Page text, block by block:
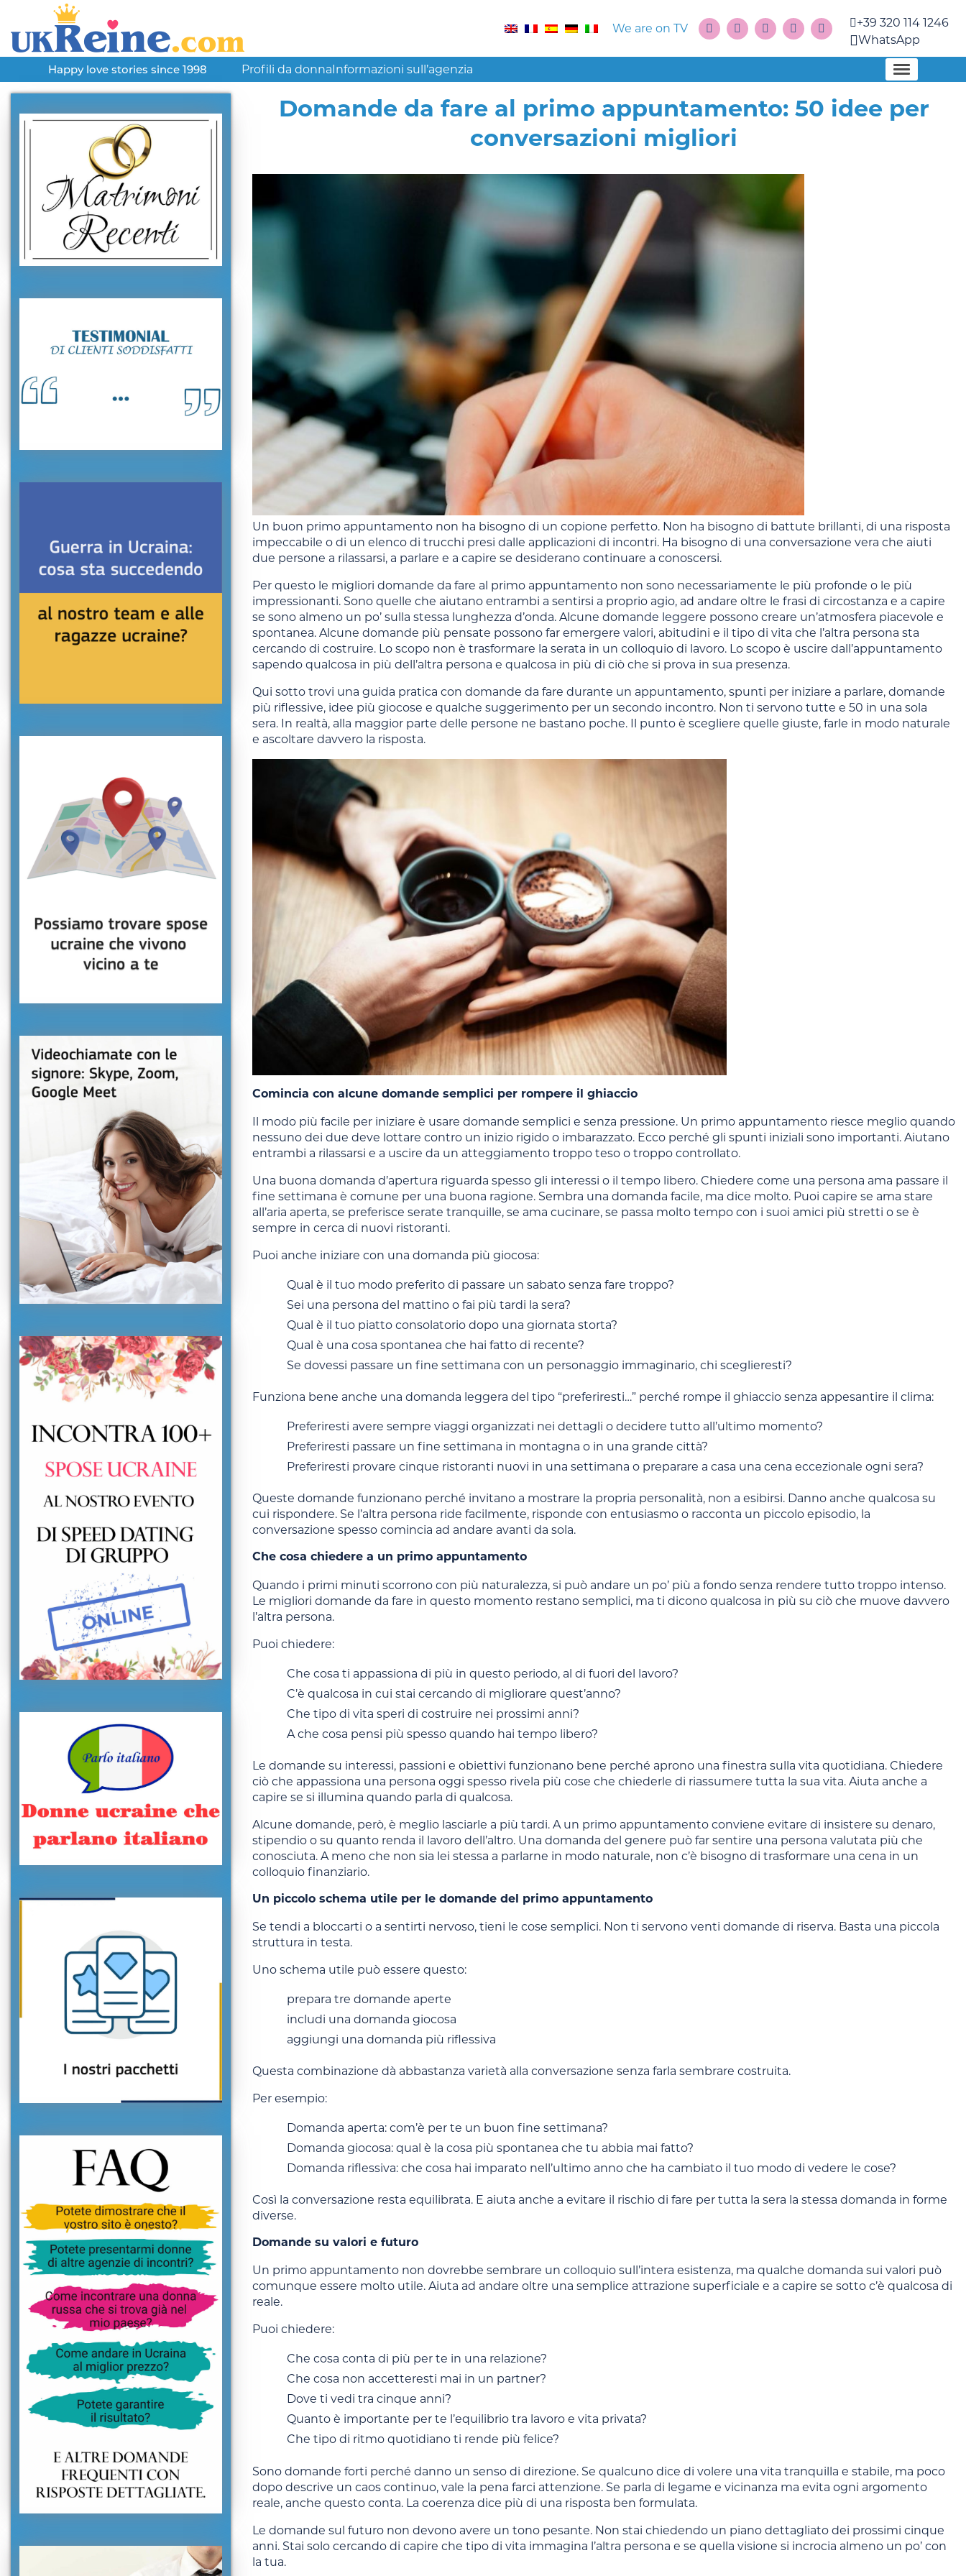
We are on TV
+39 320 114 1246
WhatsApp
Happy love stories since 1998 Profili da donnaInformazioni sull’agenzia
Domande da fare al primo appuntamento: 50 idee per
conversazioni migliori
Un buon primo appuntamento non ha bisogno di un copione perfetto. Non ha bisogno di battute brillanti, di una risposta
impeccabile o di un elenco di trucchi presi dalle applicazioni di incontri. Ha bisogno di una conversazione vera che aiuti
due persone a rilassarsi, a parlare e a capire se desiderano continuare a conoscersi.
Per questo le migliori domande da fare al primo appuntamento non sono necessariamente le più profonde o le più
impressionanti. Sono quelle che aiutano entrambi a sentirsi a proprio agio, ad andare oltre le frasi di circostanza e a capire
se sono almeno un po’ sulla stessa lunghezza d’onda. Alcune domande leggere possono creare un’atmosfera piacevole e
spontanea. Alcune domande più pensate possono far emergere valori, abitudini e il tipo di vita che l’altra persona sta
cercando di costruire. Lo scopo non è trasformare la serata in un colloquio di lavoro. Lo scopo è uscire dall’appuntamento
sapendo qualcosa in più dell’altra persona e qualcosa in più di ciò che si prova in sua presenza.
Qui sotto trovi una guida pratica con domande da fare durante un appuntamento, spunti per iniziare a parlare, domande
più riflessive, idee più giocose e qualche suggerimento per un secondo incontro. Non ti servono tutte e 50 in una sola
sera. In realtà, alla maggior parte delle persone ne bastano poche. Il punto è scegliere quelle giuste, farle in modo naturale
e ascoltare davvero la risposta.
Comincia con alcune domande semplici per rompere il ghiaccio
Il modo più facile per iniziare è usare domande semplici e senza pressione. Un primo appuntamento riesce meglio quando
nessuno dei due deve lottare contro un inizio rigido o imbarazzato. Ecco perché gli spunti iniziali sono importanti. Aiutano
entrambi a rilassarsi e a uscire da un atteggiamento troppo teso o troppo controllato.
Una buona domanda d’apertura riguarda spesso gli interessi o il tempo libero. Chiedere come una persona ama passare il
fine settimana è comune per una buona ragione. Sembra una domanda facile, ma dice molto. Puoi capire se ama stare
all’aria aperta, se preferisce serate tranquille, se ama cucinare, se passa molto tempo con i suoi amici più stretti o se è
sempre in cerca di nuovi ristoranti.
Puoi anche iniziare con una domanda più giocosa:
Qual è il tuo modo preferito di passare un sabato senza fare troppo?
Sei una persona del mattino o fai più tardi la sera?
Qual è il tuo piatto consolatorio dopo una giornata storta?
Qual è una cosa spontanea che hai fatto di recente?
Se dovessi passare un fine settimana con un personaggio immaginario, chi sceglieresti?
Funziona bene anche una domanda leggera del tipo “preferiresti…” perché rompe il ghiaccio senza appesantire il clima:
Preferiresti avere sempre viaggi organizzati nei dettagli o decidere tutto all’ultimo momento?
Preferiresti passare un fine settimana in montagna o in una grande città?
Preferiresti provare cinque ristoranti nuovi in una settimana o preparare a casa una cena eccezionale ogni sera?
Queste domande funzionano perché invitano a mostrare la propria personalità, non a esibirsi. Danno anche qualcosa su
cui rispondere. Se l’altra persona ride facilmente, risponde con entusiasmo o racconta un piccolo episodio, la
conversazione spesso comincia ad andare avanti da sola.
Che cosa chiedere a un primo appuntamento
Quando i primi minuti scorrono con più naturalezza, si può andare un po’ più a fondo senza rendere tutto troppo intenso.
Le migliori domande da fare in questo momento restano semplici, ma ti dicono qualcosa in più su ciò che muove davvero
l’altra persona.
Puoi chiedere:
Che cosa ti appassiona di più in questo periodo, al di fuori del lavoro?
C’è qualcosa in cui stai cercando di migliorare quest’anno?
Che tipo di vita speri di costruire nei prossimi anni?
A che cosa pensi più spesso quando hai tempo libero?
Le domande su interessi, passioni e obiettivi funzionano bene perché aprono una finestra sulla vita quotidiana. Chiedere
ciò che appassiona una persona oggi spesso rivela più cose che chiederle di riassumere tutta la sua vita. Aiuta anche a
capire se si illumina quando parla di qualcosa.
Alcune domande, però, è meglio lasciarle a più tardi. A un primo appuntamento conviene evitare di insistere su denaro,
stipendio o su quanto renda il lavoro dell’altro. Una domanda del genere può far sentire una persona valutata più che
conosciuta. A meno che non sia lei stessa a parlarne in modo naturale, non c’è bisogno di trasformare una cena in un
colloquio finanziario.
Un piccolo schema utile per le domande del primo appuntamento
Se tendi a bloccarti o a sentirti nervoso, tieni le cose semplici. Non ti servono venti domande di riserva. Basta una piccola
struttura in testa.
Uno schema utile può essere questo:
prepara tre domande aperte
includi una domanda giocosa
aggiungi una domanda più riflessiva
Questa combinazione dà abbastanza varietà alla conversazione senza farla sembrare costruita.
Per esempio:
Domanda aperta: com’è per te un buon fine settimana?
Domanda giocosa: qual è la cosa più spontanea che tu abbia mai fatto?
Domanda riflessiva: che cosa hai imparato nell’ultimo anno che ha cambiato il tuo modo di vedere le cose?
Così la conversazione resta equilibrata. E aiuta anche a evitare il rischio di fare per tutta la sera la stessa domanda in forme
diverse.
Domande su valori e futuro
Un primo appuntamento non dovrebbe sembrare un colloquio sull’intera esistenza, ma qualche domanda sui valori può
comunque essere molto utile. Aiuta ad andare oltre una semplice attrazione superficiale e a capire se sotto c’è qualcosa di
reale.
Puoi chiedere:
Che cosa conta di più per te in una relazione?
Che cosa non accetteresti mai in un partner?
Dove ti vedi tra cinque anni?
Quanto è importante per te l’equilibrio tra lavoro e vita privata?
Che tipo di ritmo quotidiano ti rende più felice?
Sono domande forti perché danno un senso di direzione. Se qualcuno dice di volere una vita tranquilla e stabile, ma poco
dopo descrive un caos continuo, vale la pena farci attenzione. Se parla di legame e vicinanza ma evita ogni argomento
reale, anche questo conta. La coerenza dice più di una risposta ben formulata.
Le domande sul futuro non devono avere un tono pesante. Non stai chiedendo un piano dettagliato dei prossimi cinque
anni. Stai solo cercando di capire che tipo di vita immagina l’altra persona e se quella visione si incrocia almeno un po’ con
la tua.